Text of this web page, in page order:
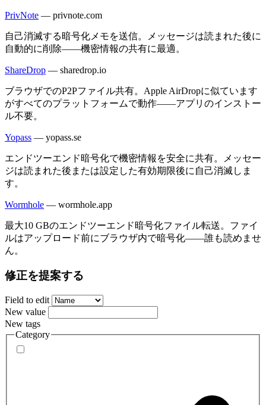
PrivNote — privnote.com
自己消滅する暗号化メモを送信。メッセージは読まれた後に
自動的に削除——機密情報の共有に最適。
ShareDrop — sharedrop.io
ブラウザでのP2Pファイル共有。Apple AirDropに似ています
がすべてのプラットフォームで動作——アプリのインストー
ル不要。
Yopass — yopass.se
エンドツーエンド暗号化で機密情報を安全に共有。メッセー
ジは読まれた後または設定した有効期限後に自己消滅しま
す。
Wormhole — wormhole.app
最大10 GBのエンドツーエンド暗号化ファイル転送。ファイ
ルはアップロード前にブラウザ内で暗号化——誰も読めませ
ん。
修正を提案する
Field to edit
New value
New tags
Category